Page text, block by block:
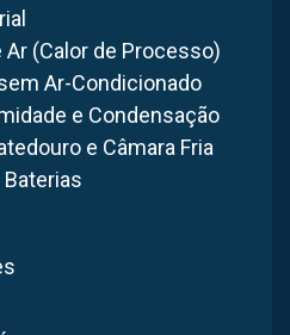
Ar (Calor de Processo)
Ar-Condicionado
e Condensação
e Câmara Fria
Baterias
de lixamento, corte e
moegas e transportadores de
indústrias de plásticos e
de ensacamento e